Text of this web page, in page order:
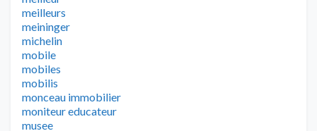
meilleurs
meininger
michelin
mobile
mobiles
mobilis
monceau immobilier
moniteur educateur
musee